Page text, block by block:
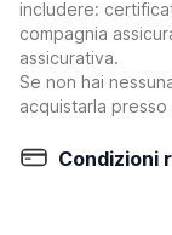
includere:
compagnia
assicurativa.
Se non hai
acquistarla
Condizioni